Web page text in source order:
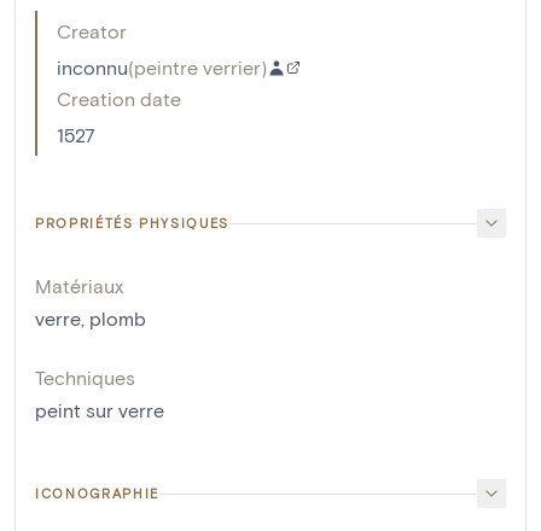
Creator
inconnu(peintre verrier)
Creation date
1527
PROPRIÉTÉS PHYSIQUES
Matériaux
verre, plomb
Techniques
peint sur verre
ICONOGRAPHIE